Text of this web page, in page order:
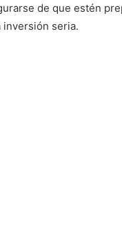
de que estén
inversión seria.